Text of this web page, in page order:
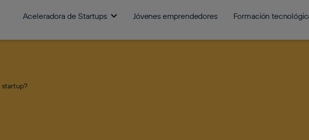
Aceleradora de Startups Jóvenes emprendedores Formación
startup?